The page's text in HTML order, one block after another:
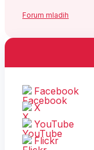
Forum mladih
Facebook
X
YouTube
Flickr